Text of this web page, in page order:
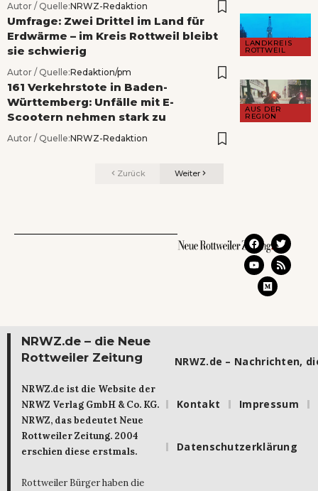
Autor / Quelle:NRWZ-Redaktion
LANDKREIS
ROTTWEIL
Umfrage: Zwei Drittel im Land für
Erdwärme – im Kreis Rottweil bleibt
sie schwierig
Autor / Quelle:Redaktion/pm
AUS DER
REGION
161 Verkehrstote in Baden-
Württemberg: Unfälle mit E-
Scootern nehmen stark zu
Autor / Quelle:NRWZ-Redaktion
Zurück Weiter
NRWZ.de – die Neue
Rottweiler Zeitung
NRWZ.de ist die Website der
NRWZ Verlag GmbH & Co. KG.
NRWZ, das bedeutet Neue
Rottweiler Zeitung. 2004
erschien diese erstmals.
Rottweiler Bürger haben die
NRWZ.de – Nachrichten,
Kontakt Impressum
Datenschutzerklärung